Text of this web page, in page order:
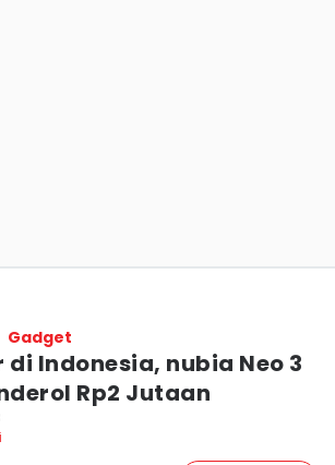
Gadget
di Indonesia, nubia Neo 3
Rp2 Jutaan